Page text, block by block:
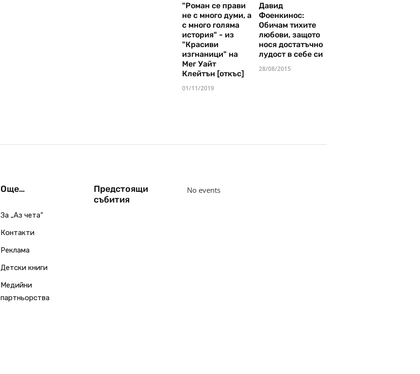
"Роман се прави
не с много думи, а
с много голяма
история" - из
"Красиви
изгнаници" на
Мег Уайт
Клейтън [откъс]
01/11/2019
Давид
Фоенкинос:
Обичам тихите
любови, защото
нося достатъчно
лудост в себе си
28/08/2015
Още…
За „Аз чета“
Контакти
Реклама
Детски книги
Медийни
партньорства
Предстоящи
събития
No events